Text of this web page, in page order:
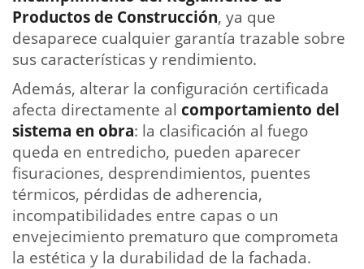
Productos de Construcción, ya que
desaparece cualquier garantía trazable sobre
sus características y rendimiento.
Además, alterar la configuración certificada
afecta directamente al comportamiento del
sistema en obra: la clasificación al fuego
queda en entredicho, pueden aparecer
fisuraciones, desprendimientos, puentes
térmicos, pérdidas de adherencia,
incompatibilidades entre capas o un
envejecimiento prematuro que comprometa
la estética y la durabilidad de la fachada.